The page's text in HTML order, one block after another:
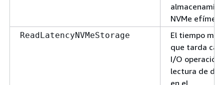
NVMe
ReadLatencyNVMeStorage
El tiempo
que tarda
I/O operación
lectura de
en el